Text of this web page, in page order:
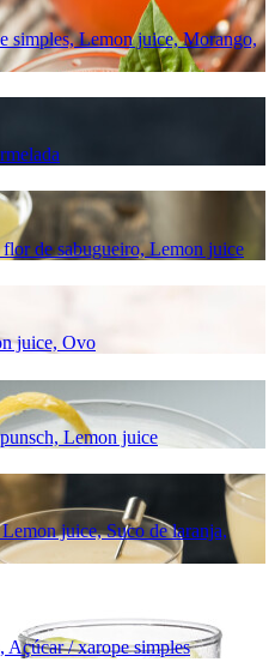
simples, Lemon juice, Morango,
de sabugueiro, Lemon juice
juice, Ovo
Lemon juice
juice, Suco de laranja,
/ xarope simples